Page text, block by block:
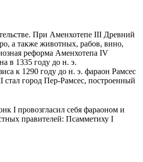
При Аменхотепе III Древний
а также животных, рабов, вино,
реформа Аменхотепа IV
в 1335 году до н. э.
к 1290 году до н. э. фараон Рамсес
город Пер-Рамсес, построенный
I провозгласил себя фараоном и
правителей: Псамметиху I